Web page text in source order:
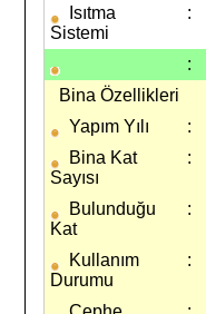
Isıtma
Sistemi
:
:
Bina Özellikleri
Yapım Yılı
:
Bina Kat
Sayısı
:
Bulunduğu
Kat
:
Kullanım
Durumu
: